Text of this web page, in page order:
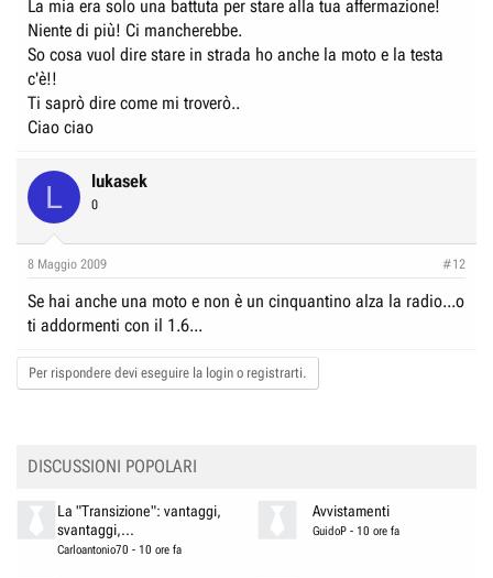
La mia era solo una battuta per stare alla tua affermazione!
Niente di più! Ci mancherebbe.
So cosa vuol dire stare in strada ho anche la moto e la testa
c'è!!
Ti saprò dire come mi troverò..
Ciao ciao
L lukasek
0
8 Maggio 2009 #12
Se hai anche una moto e non è un cinquantino alza la radio...o
ti addormenti con il 1.6...
Per rispondere devi eseguire la login o registrarti.
DISCUSSIONI POPOLARI
La "Transizione": vantaggi,
svantaggi,...
Carloantonio70 - 10 ore fa
Avvistamenti
GuidoP - 10 ore fa